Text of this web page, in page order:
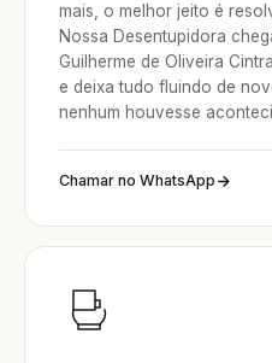
mais, o melhor jeito é
Nossa Desentupidora
Guilherme de Oliveira
e deixa tudo fluindo de
nenhum houvesse
Chamar no WhatsApp